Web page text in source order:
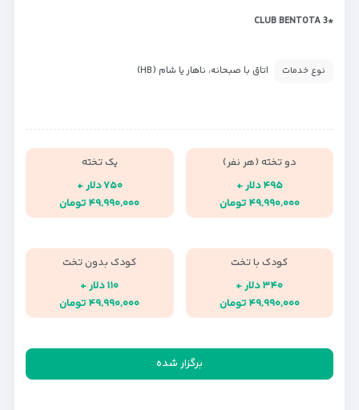
*CLUB BENTOTA 3
نوع خدمات اتاق با صبحانه، ناهار یا شام (HB)
دو تخته (هر نفر)
۴۹۵ دلار +
۴۹,۹۹۰,۰۰۰ تومان
یک تخته
۷۵۰ دلار +
۴۹,۹۹۰,۰۰۰ تومان
کودک با تخت
۳۴۰ دلار +
۴۹,۹۹۰,۰۰۰ تومان
کودک بدون تخت
۱۱۰ دلار +
۴۹,۹۹۰,۰۰۰ تومان
برگزار شده